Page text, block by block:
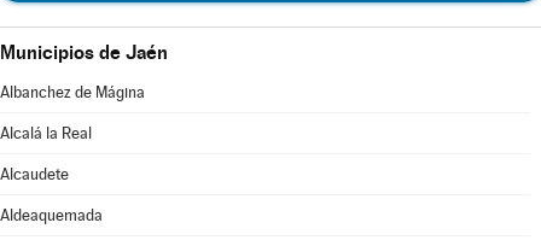
Municipios de Jaén
Albanchez de Mágina
Alcalá la Real
Alcaudete
Aldeaquemada